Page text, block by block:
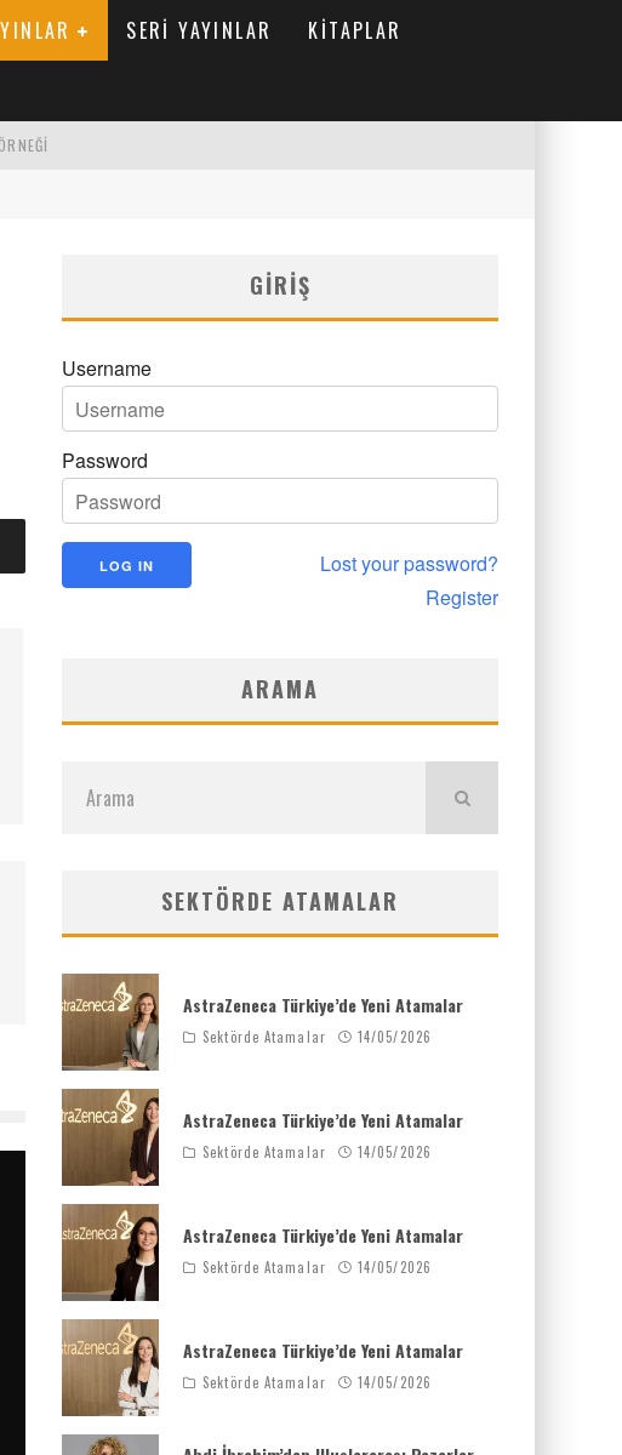
SERI YAYINLAR KITAPLAR
GIRIŞ
Username
Password
Lost your password?
Register
ARAMA
SEKTÖRDE ATAMALAR
AstraZeneca Türkiye’de Yeni Atamalar
Sektörde Atamalar 14/05/2026
AstraZeneca Türkiye’de Yeni Atamalar
Sektörde Atamalar 14/05/2026
AstraZeneca Türkiye’de Yeni Atamalar
Sektörde Atamalar 14/05/2026
AstraZeneca Türkiye’de Yeni Atamalar
Sektörde Atamalar 14/05/2026